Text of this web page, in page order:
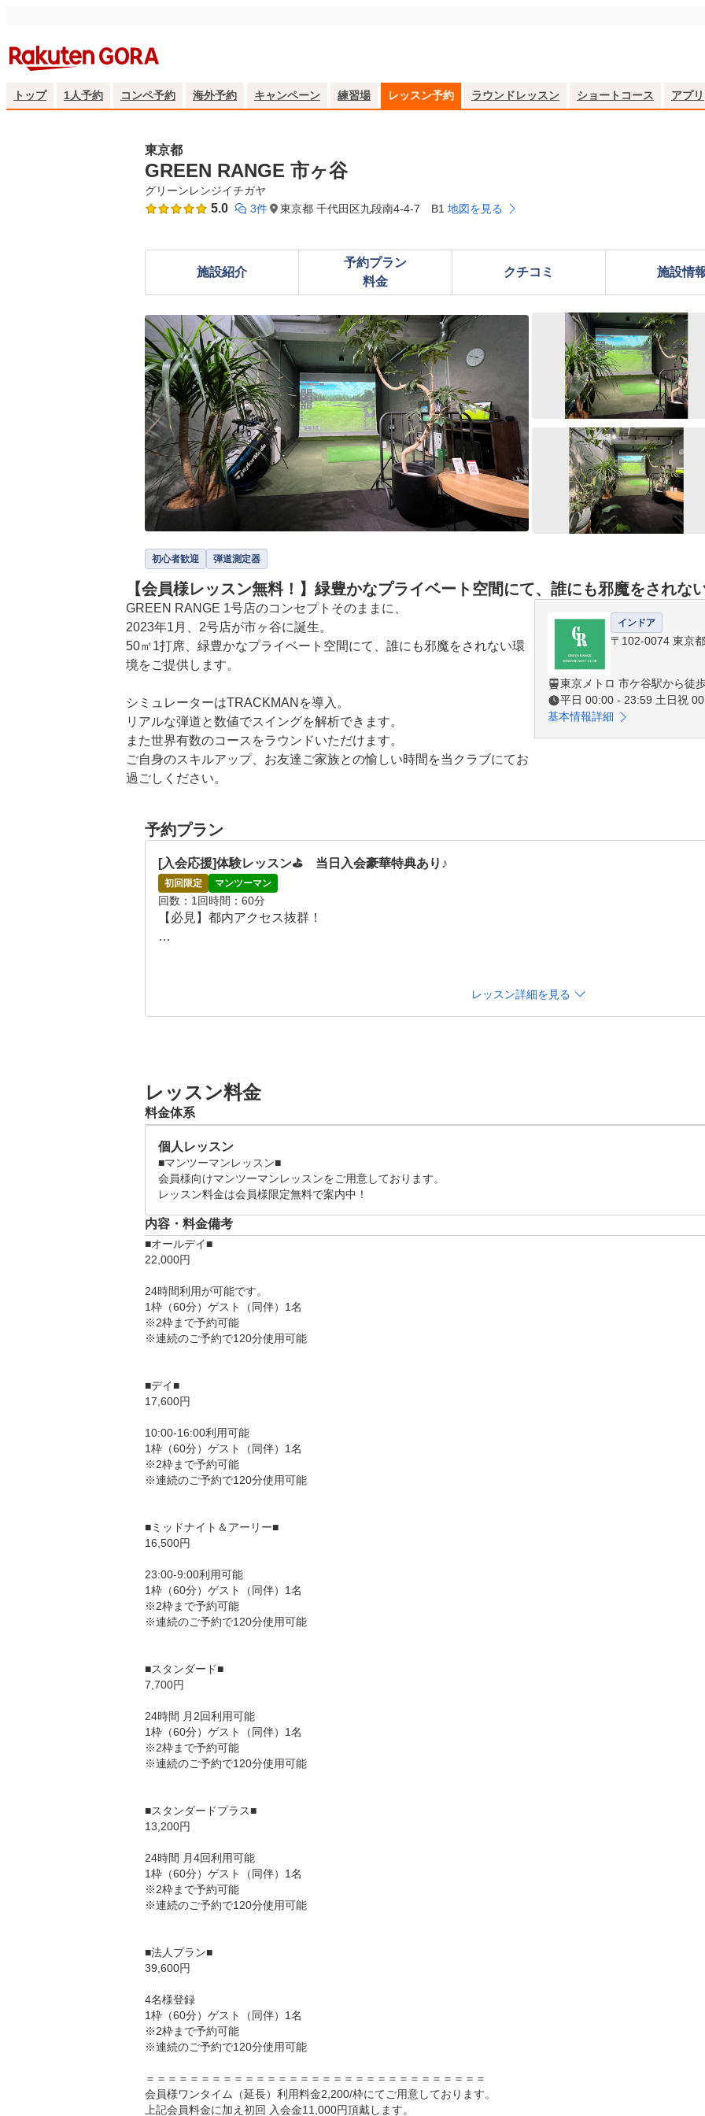
トップ 1人予約 コンペ予約 海外予約 キャンペーン 練習場 レッスン予約 ラウンドレッスン ショートコース アプリ
東京都
GREEN RANGE 市ヶ谷
グリーンレンジイチガヤ
5.0 3件 東京都 千代田区九段南4-4-7 B1 地図を見る
施設紹介
予約プラン
料金
クチコミ 施設情
初心者歓迎 弾道測定器
【会員様レッスン無料！】緑豊かなプライベート空間にて、誰にも邪魔をされな
GREEN RANGE 1号店のコンセプトそのままに、
2023年1月、2号店が市ヶ谷に誕生。
50㎡1打席、緑豊かなプライベート空間にて、誰にも邪魔をされない環
境をご提供します。
シミュレーターはTRACKMANを導入。
リアルな弾道と数値でスイングを解析できます。
また世界有数のコースをラウンドいただけます。
ご自身のスキルアップ、お友達ご家族との愉しい時間を当クラブにてお
過ごしください。
市ヶ谷店は飲食可能。アルコール類も持込いただけます。
インドア
〒102-0074 東京
東京メトロ 市ケ谷駅から徒
平日 00:00 - 23:59 土日祝
基本情報詳細
予約プラン
[入会応援]体験レッスン⛳️　当日入会豪華特典あり♪
初回限定 マンツーマン
回数 1回時間 60分
【必見】都内アクセス抜群！
当日入会で体験レッスン料3,300円→無料にてご案内します。
※非会員様が対象
対象時間帯
18時00分～19時00分
19時00分～20時00分
20時00分～21時00分
21時00分～22時00分
高性能スピンセンサーを搭載した最新シミュレーターを利用しお客様のスイングを解析します。
お客様に合わせた懇切丁寧なレッスンをご用意しておりますので、初心者の方もお気軽にお越し
い！
レッスン詳細を見る
レッスン料金
料金体系
個人レッスン
■マンツーマンレッスン■
会員様向けマンツーマンレッスンをご用意しております。
レッスン料金は会員様限定無料で案内中！
内容・料金備考
■オールデイ■
22,000円
24時間利用が可能です。
1枠（60分）ゲスト（同伴）1名
※2枠まで予約可能
※連続のご予約で120分使用可能
■デイ■
17,600円
10:00-16:00利用可能
1枠（60分）ゲスト（同伴）1名
※2枠まで予約可能
※連続のご予約で120分使用可能
■ミッドナイト＆アーリー■
16,500円
23:00-9:00利用可能
1枠（60分）ゲスト（同伴）1名
※2枠まで予約可能
※連続のご予約で120分使用可能
■スタンダード■
7,700円
24時間 月2回利用可能
1枠（60分）ゲスト（同伴）1名
※2枠まで予約可能
※連続のご予約で120分使用可能
■スタンダードプラス■
13,200円
24時間 月4回利用可能
1枠（60分）ゲスト（同伴）1名
※2枠まで予約可能
※連続のご予約で120分使用可能
■法人プラン■
39,600円
4名様登録
1枠（60分）ゲスト（同伴）1名
※2枠まで予約可能
※連続のご予約で120分使用可能
＝＝＝＝＝＝＝＝＝＝＝＝＝＝＝＝＝＝＝＝＝＝＝＝＝＝＝＝＝＝＝
会員様ワンタイム（延長）利用料金2,200/枠にてご用意しております。
上記会員料金に加え初回 入会金11,000円頂戴します。